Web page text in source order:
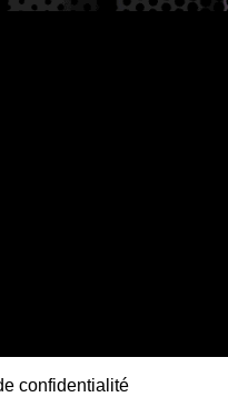
confidentialité